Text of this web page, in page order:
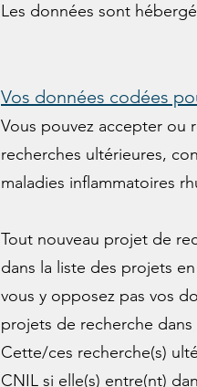
Les données sont
Vos données codées
Vous pouvez accepter ou
recherches ultérieures,
maladies inflammatoires
Tout nouveau projet de
dans la liste des projets
vous y opposez pas vos
projets de recherche
Cette/ces recherche(s)
CNIL si elle(s) entre(nt)